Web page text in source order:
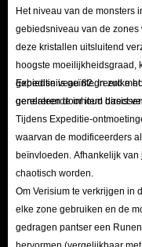
met verschillende
zorg er dan voor dat u die
Het niveau van de monsters
gebiedsniveau van de
deze kristallen uitsluitend
hoogste moeilijkheidsgraad,
gebiedsniveau 82. In zulke
genereren door item
Expeditie is geïntegreerd
gerelateerde inhoud direct
Tijdens Expeditie-
waarvan de modificeerders
beïnvloeden. Afhankelijk
chaotisch worden.
Om Verisium te verkrijgen in
elke zone gebruiken en de
gedragen pantser een